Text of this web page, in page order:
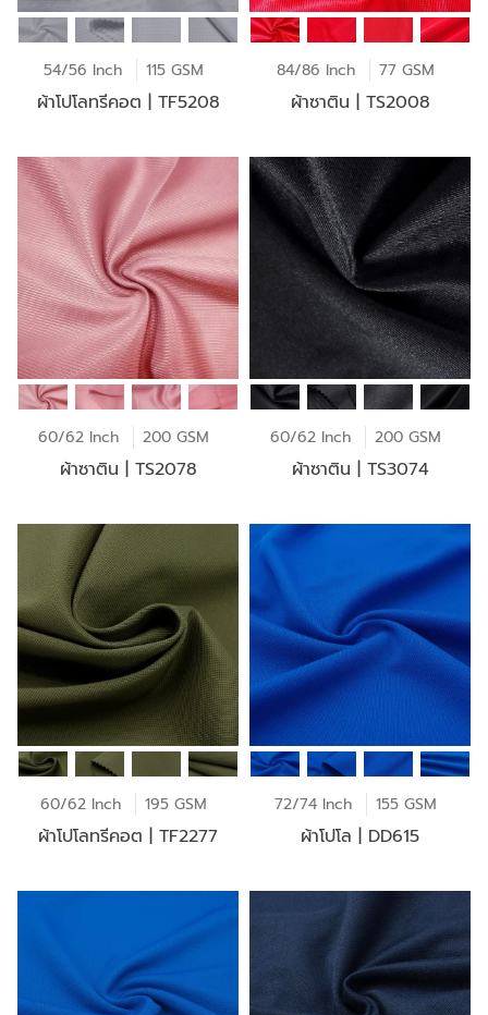
54/56 Inch 115 GSM
ผ้าโปโลทรีคอต | TF5208
84/86 Inch 77 GSM
ผ้าซาติน | TS2008
60/62 Inch 200 GSM
ผ้าซาติน | TS2078
60/62 Inch 200 GSM
ผ้าซาติน | TS3074
60/62 Inch 195 GSM
ผ้าโปโลทรีคอต | TF2277
72/74 Inch 155 GSM
ผ้าโปโล | DD615